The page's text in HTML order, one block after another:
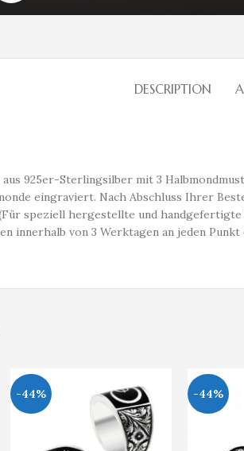
DESCRIPTION
925er-Sterlingsilber mit 3
eingraviert. Nach Abschluss Ihrer
speziell hergestellte und
innerhalb von 3 Werktagen an jeden
-44% -44%